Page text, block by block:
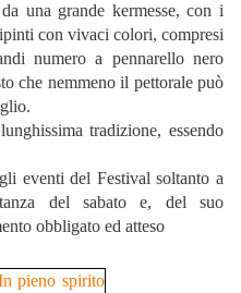
una grande kermesse, con i
con vivaci colori, compresi
numero a pennarello nero
che nemmeno il pettorale può
tradizione, essendo
eventi del Festival soltanto a
del sabato e, del suo
obbligato ed atteso